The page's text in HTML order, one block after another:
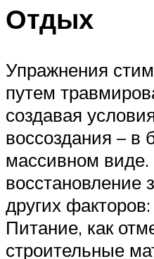
Отдых
Упражнения
путем
создавая
воссоздания – в
массивном
восстановление
других
Питание, как
строительные